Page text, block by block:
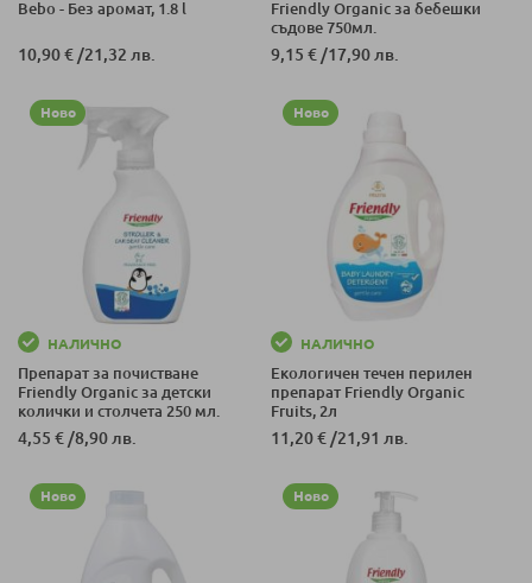
Bebo - Без аромат, 1.8 l
10,90 € /21,32 лв.
Friendly Organic за бебешки
съдове 750мл.
9,15 € /17,90 лв.
Ново
НАЛИЧНО
Препарат за почистване
Friendly Organic за детски
колички и столчета 250 мл.
4,55 € /8,90 лв.
Ново
НАЛИЧНО
Екологичен течен перилен
препарат Friendly Organic
Fruits, 2л
11,20 € /21,91 лв.
Ново Ново